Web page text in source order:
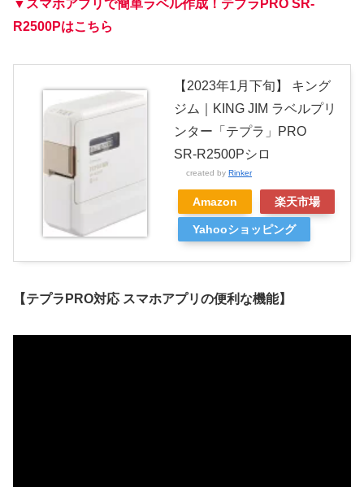
▼スマホアプリで簡単ラベル作成！テプラPRO SR-
R2500Pはこちら
【2023年1月下旬】 キング
ジム｜KING JIM ラベルプリ
ンター「テプラ」PRO
SR-R2500Pシロ
created by Rinker
Amazon 楽天市場
Yahooショッピング
【テプラPRO対応 スマホアプリの便利な機能】